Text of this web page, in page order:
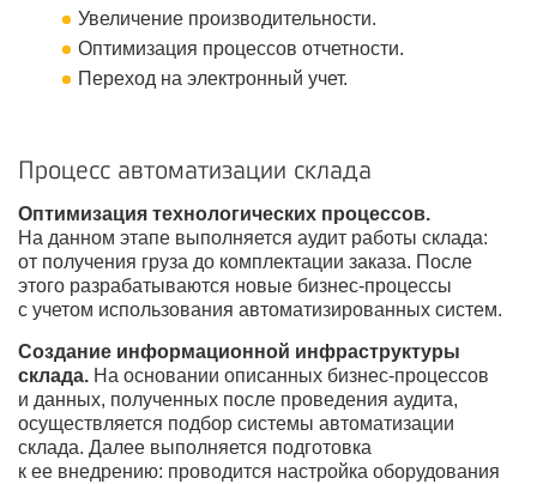
Увеличение производительности.
Оптимизация процессов отчетности.
Переход на электронный учет.
Процесс автоматизации склада
Оптимизация технологических процессов.
На данном этапе выполняется аудит работы склада:
от получения груза до комплектации заказа. После
этого разрабатываются новые бизнес-процессы
с учетом использования автоматизированных систем.
Создание информационной инфраструктуры
склада. На основании описанных бизнес-процессов
и данных, полученных после проведения аудита,
осуществляется подбор системы автоматизации
склада. Далее выполняется подготовка
к ее внедрению: проводится настройка оборудования